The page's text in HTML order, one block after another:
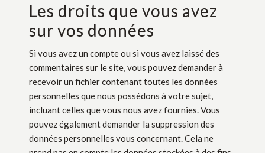
Les droits que vous avez
sur vos données
Si vous avez un compte ou si vous avez laissé des
commentaires sur le site, vous pouvez demander à
recevoir un fichier contenant toutes les données
personnelles que nous possédons à votre sujet,
incluant celles que vous nous avez fournies. Vous
pouvez également demander la suppression des
données personnelles vous concernant. Cela ne